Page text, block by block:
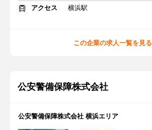
アクセス
横浜駅
この企業の求人一覧を見る
公安警備保障株式会社
公安警備保障株式会社 横浜エリア